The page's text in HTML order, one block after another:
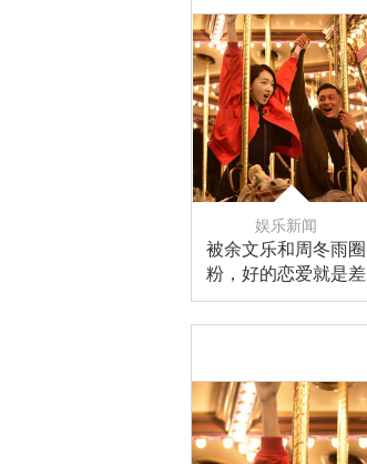
娱乐新闻
被余文乐和周冬雨圈
粉，好的恋爱就是差
异巨大也能为对方变
成更好的彼此！